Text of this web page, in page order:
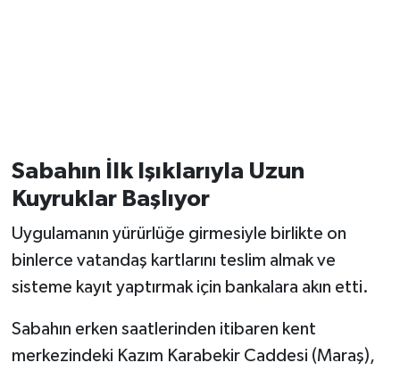
Sabahın İlk Işıklarıyla Uzun
Kuyruklar Başlıyor
Uygulamanın yürürlüğe girmesiyle birlikte on
binlerce vatandaş kartlarını teslim almak ve
sisteme kayıt yaptırmak için bankalara akın etti.
Sabahın erken saatlerinden itibaren kent
merkezindeki Kazım Karabekir Caddesi (Maraş),